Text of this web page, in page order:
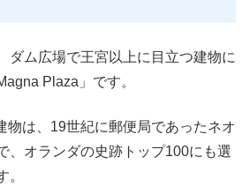
ダム広場で王宮以上に目立つ建物に
Plaza」です。
物は、19世紀に郵便局であったネオ
、オランダの史跡トップ100にも選
。